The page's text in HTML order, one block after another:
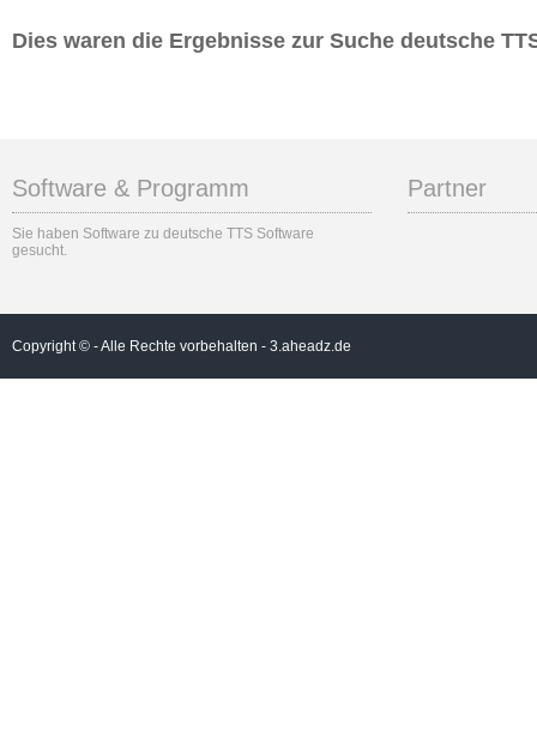
Dies waren die Ergebnisse zur Suche deutsche
Software & Programm
Sie haben Software zu deutsche TTS Software
gesucht.
Partner
Copyright © - Alle Rechte vorbehalten - 3.aheadz.de